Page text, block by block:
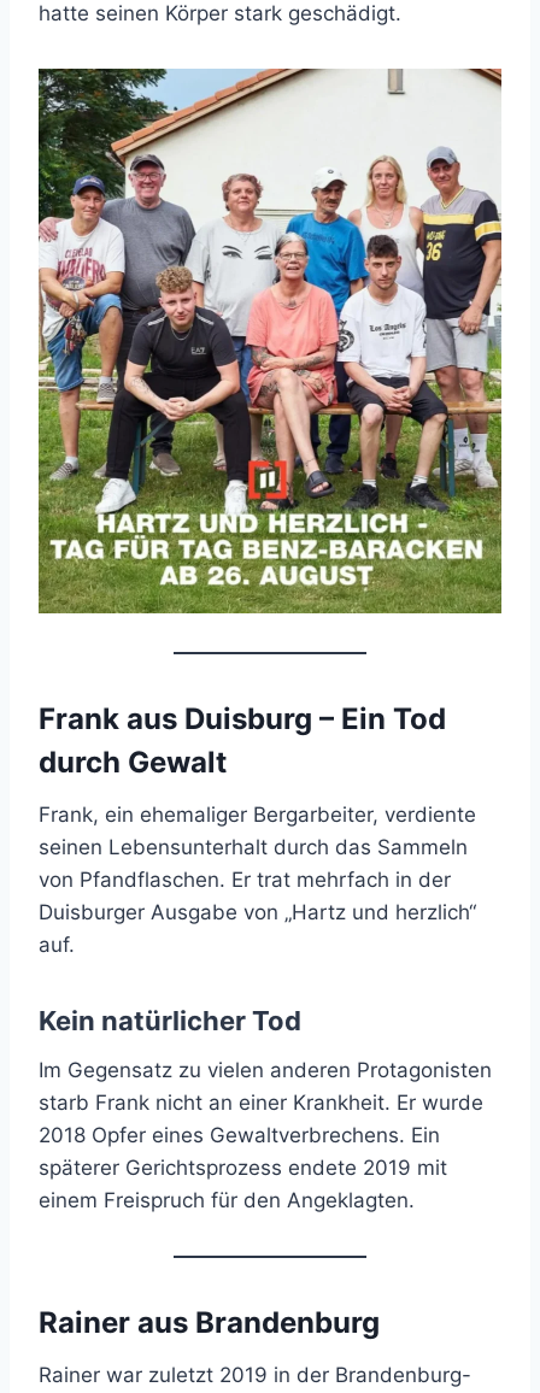
hatte seinen Körper stark geschädigt.
Frank aus Duisburg – Ein Tod
durch Gewalt
Frank, ein ehemaliger Bergarbeiter, verdiente
seinen Lebensunterhalt durch das Sammeln
von Pfandflaschen. Er trat mehrfach in der
Duisburger Ausgabe von „Hartz und herzlich“
auf.
Kein natürlicher Tod
Im Gegensatz zu vielen anderen Protagonisten
starb Frank nicht an einer Krankheit. Er wurde
2018 Opfer eines Gewaltverbrechens. Ein
späterer Gerichtsprozess endete 2019 mit
einem Freispruch für den Angeklagten.
Rainer aus Brandenburg
Rainer war zuletzt 2019 in der Brandenburg-